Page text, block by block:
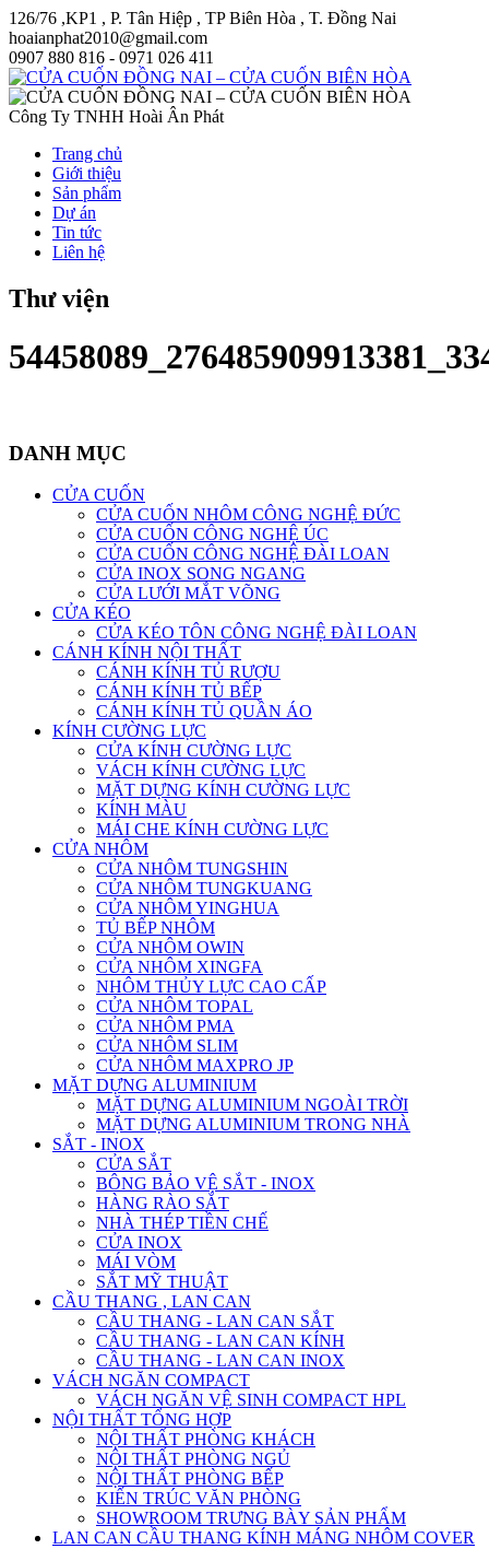
126/76 ,KP1 , P. Tân Hiệp , TP Biên Hòa , T. Đồng Nai
hoaianphat2010@gmail.com
0907 880 816 - 0971 026 411
Công Ty TNHH Hoài Ân Phát
Trang chủ
Giới thiệu
Sản phẩm
Dự án
Tin tức
Liên hệ
Thư viện
DANH MỤC
CỬA CUỐN
CỬA CUỐN NHÔM CÔNG NGHỆ ĐỨC
CỬA CUỐN CÔNG NGHỆ ÚC
CỬA CUỐN CÔNG NGHỆ ĐÀI LOAN
CỬA INOX SONG NGANG
CỬA LƯỚI MẮT VÕNG
CỬA KÉO
CỬA KÉO TÔN CÔNG NGHỆ ĐÀI LOAN
CÁNH KÍNH NỘI THẤT
CÁNH KÍNH TỦ RƯỢU
CÁNH KÍNH TỦ BẾP
CÁNH KÍNH TỦ QUẦN ÁO
KÍNH CƯỜNG LỰC
CỬA KÍNH CƯỜNG LỰC
VÁCH KÍNH CƯỜNG LỰC
MẶT DỰNG KÍNH CƯỜNG LỰC
KÍNH MÀU
MÁI CHE KÍNH CƯỜNG LỰC
CỬA NHÔM
CỬA NHÔM TUNGSHIN
CỬA NHÔM TUNGKUANG
CỬA NHÔM YINGHUA
TỦ BẾP NHÔM
CỬA NHÔM OWIN
CỬA NHÔM XINGFA
NHÔM THỦY LỰC CAO CẤP
CỬA NHÔM TOPAL
CỬA NHÔM PMA
CỬA NHÔM SLIM
CỬA NHÔM MAXPRO JP
MẶT DỰNG ALUMINIUM
MẶT DỰNG ALUMINIUM NGOÀI TRỜI
MẶT DỰNG ALUMINIUM TRONG NHÀ
SẮT - INOX
CỬA SẮT
BÔNG BẢO VỆ SẮT - INOX
HÀNG RÀO SẮT
NHÀ THÉP TIỀN CHẾ
CỬA INOX
MÁI VÒM
SẮT MỸ THUẬT
CẦU THANG , LAN CAN
CẦU THANG - LAN CAN SẮT
CẦU THANG - LAN CAN KÍNH
CẦU THANG - LAN CAN INOX
VÁCH NGĂN COMPACT
VÁCH NGĂN VỆ SINH COMPACT HPL
NỘI THẤT TỔNG HỢP
NỘI THẤT PHÒNG KHÁCH
NỘI THẤT PHÒNG NGỦ
NỘI THẤT PHÒNG BẾP
KIẾN TRÚC VĂN PHÒNG
SHOWROOM TRƯNG BÀY SẢN PHẨM
LAN CAN CẦU THANG KÍNH MÁNG NHÔM COVER